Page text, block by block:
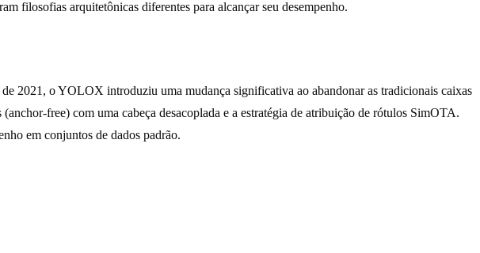
filosofias arquitetônicas diferentes para alcançar seu desempenho.
2021, o YOLOX introduziu uma mudança significativa ao abandonar as tradicionais caixas
free) com uma cabeça desacoplada e a estratégia de atribuição de rótulos SimOTA.
em conjuntos de dados padrão.